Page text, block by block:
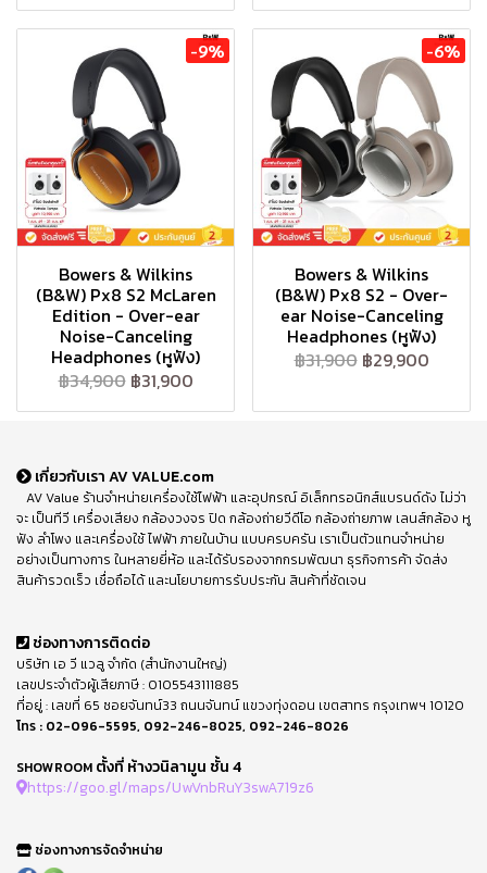
-9%
Bowers & Wilkins
(B&W) Px8 S2 McLaren
Edition - Over-ear
Noise-Canceling
Headphones (หูฟัง)
฿34,900 ฿31,900
-6%
Bowers & Wilkins
(B&W) Px8 S2 - Over-
ear Noise-Canceling
Headphones (หูฟัง)
฿31,900 ฿29,900
เกี่ยวกับเรา AV VALUE.com
AV Value ร้านจำหน่ายเครื่องใช้ไฟฟ้า และอุปกรณ์ อิเล็กทรอนิกส์แบรนด์ดัง ไม่ว่า
จะ เป็นทีวี เครื่องเสียง กล้องวงจร ปิด กล้องถ่ายวีดีโอ กล้องถ่ายภาพ เลนส์กล้อง หู
ฟัง ลำโพง และเครื่องใช้ ไฟฟ้า ภายในบ้าน แบบครบครัน เราเป็นตัวแทนจำหน่าย
อย่างเป็นทางการ ในหลายยี่ห้อ และได้รับรองจากกรมพัฒนา ธุรกิจการค้า จัดส่ง
สินค้ารวดเร็ว เชื่อถือได้ และนโยบายการรับประกัน สินค้าที่ชัดเจน
ช่องทางการติดต่อ
บริษัท เอ วี แวลู จำกัด (สำนักงานใหญ่)
เลขประจำตัวผู้เสียภาษี : 0105543111885
ที่อยู่ : เลขที่ 65 ซอยจันทน์33 ถนนจันทน์ แขวงทุ่งดอน เขตสาทร กรุงเทพฯ 10120
โทร : 02-096-5595, 092-246-8025, 092-246-8026
SHOWROOM ตั้งที่ ห้างวนิลามูน ชั้น 4
https://goo.gl/maps/UwVnbRuY3swA719z6
ช่องทางการจัดจำหน่าย